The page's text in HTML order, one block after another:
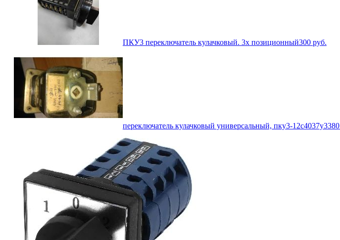
ПКУ3 переключатель кулачковый. 3х позиционный300 руб.
переключатель кулачковый универсальный, пку3-12с4037у3380